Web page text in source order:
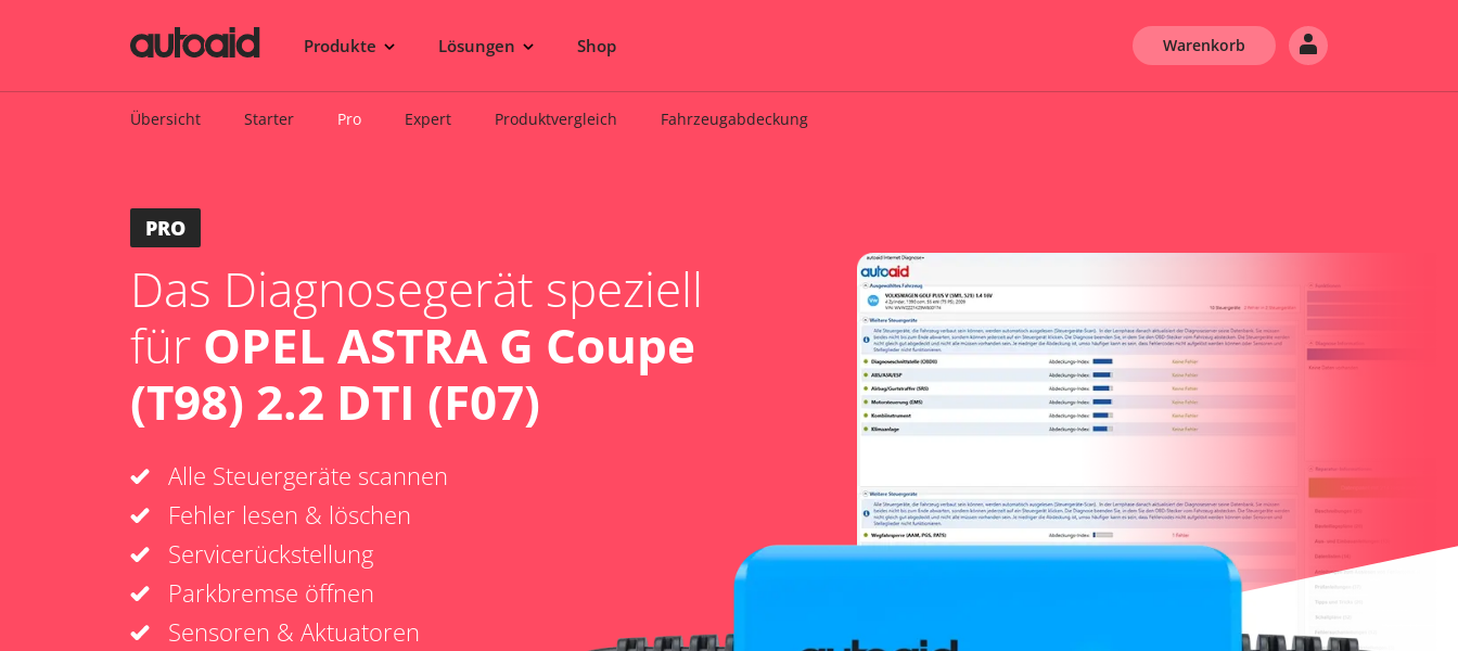
Produkte Lösungen Shop Warenkorb
Übersicht Starter Pro Expert Produktvergleich Fahrzeugabdeckung
PRO
Das Diagnosegerät speziell
für OPEL ASTRA G Coupe
(T98) 2.2 DTI (F07)
Alle Steuergeräte scannen
Fehler lesen & löschen
Servicerückstellung
Parkbremse öffnen
Sensoren & Aktuatoren